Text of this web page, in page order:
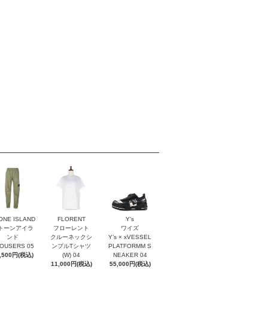
ISLAND
ーンアイラ
ンド
05
円(税込)
FLORENT
フローレント
クルーネックシ
ンプルTシャツ
(W) 04
11,000円(税込)
Y’s
ワイズ
Y’s × xVESSEL
PLATFORMM S
NEAKER 04
55,000円(税込)